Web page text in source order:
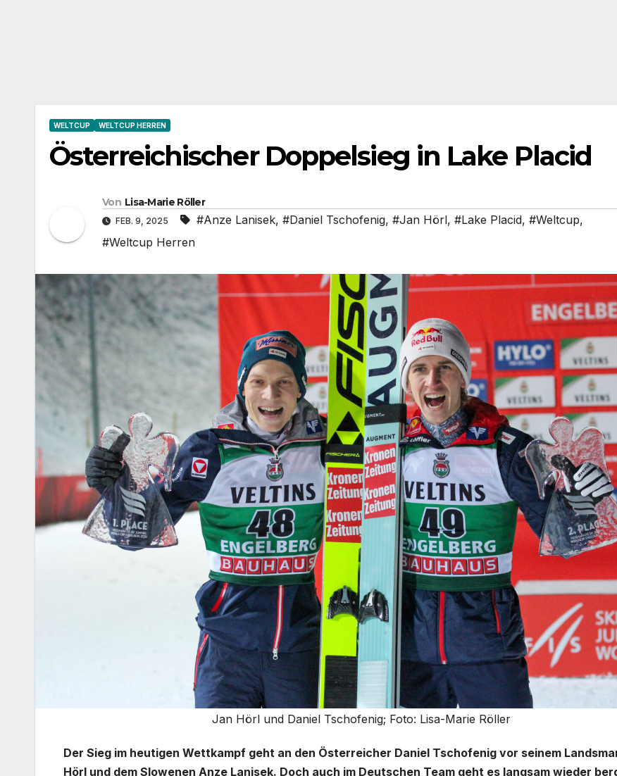
WELTCUP WELTCUP HERREN
Österreichischer Doppelsieg in Lake Placid
Von Lisa-Marie Röller
FEB. 9, 2025 #Anze Lanisek, #Daniel Tschofenig, #Jan Hörl, #Lake Placid, #Weltcup,
#Weltcup Herren
Jan Hörl und Daniel Tschofenig; Foto: Lisa-Marie Röller
Der Sieg im heutigen Wettkampf geht an den Österreicher Daniel Tschofenig vor seinem
Hörl und dem Slowenen Anze Lanisek. Doch auch im Deutschen Team geht es langsam wieder